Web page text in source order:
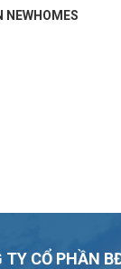
NEWHOMES
TY CỔ PHẦN